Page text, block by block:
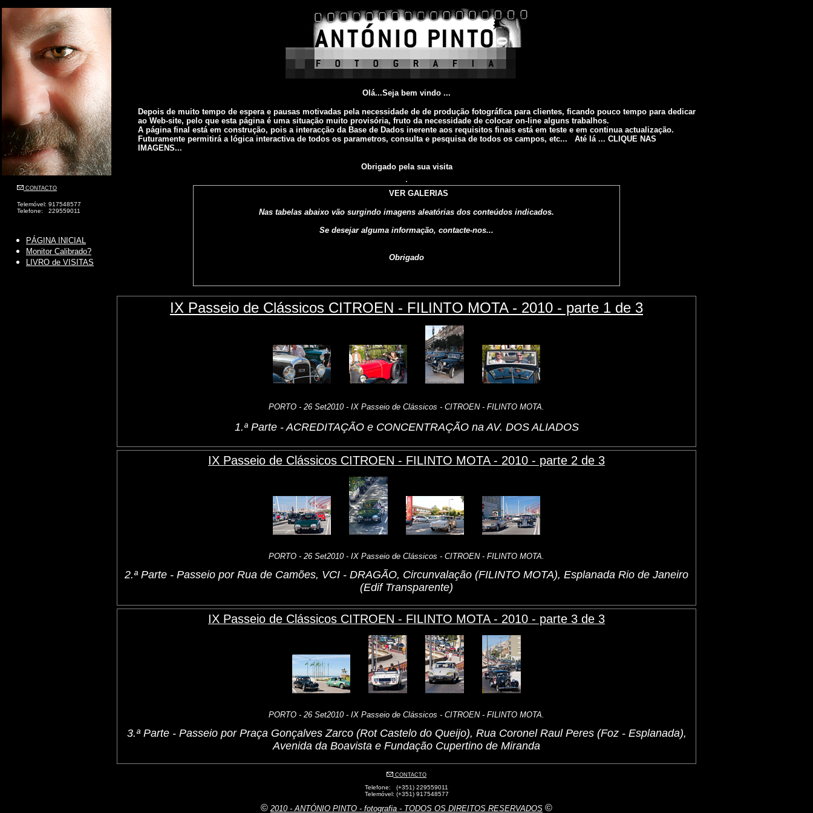
CONTACTO
Telemóvel: 917548577
Telefone: 229559011
PÁGINA INICIAL
Monitor Calibrado?
LIVRO de VISITAS
Olá...Seja bem vindo ...
Depois de muito tempo de espera e pausas motivadas pela necessidade de de produção fotográfica para clientes, ficando pouco tempo para dedicar
ao Web-site, pelo que esta página é uma situação muito provisória, fruto da necessidade de colocar on-line alguns trabalhos.
A página final está em construção, pois a interacção da Base de Dados inerente aos requisitos finais está em teste e em continua actualização.
Futuramente permitirá a lógica interactiva de todos os parametros, consulta e pesquisa de todos os campos, etc... Até lá ... CLIQUE NAS
IMAGENS...
Obrigado pela sua visita
VER GALERIAS
Nas tabelas abaixo vão surgindo imagens aleatórias dos conteúdos indicados.
Se desejar alguma informação, contacte-nos...
Obrigado
IX Passeio de Clássicos CITROEN - FILINTO MOTA - 2010 - parte 1 de 3
PORTO - 26 Set2010 - IX Passeio de Clássicos - CITROEN - FILINTO MOTA.
1.ª Parte - ACREDITAÇÃO e CONCENTRAÇÃO na AV. DOS ALIADOS
IX Passeio de Clássicos CITROEN - FILINTO MOTA - 2010 - parte 2 de 3
PORTO - 26 Set2010 - IX Passeio de Clássicos - CITROEN - FILINTO MOTA.
2.ª Parte - Passeio por Rua de Camões, VCI - DRAGÃO, Circunvalação (FILINTO MOTA), Esplanada Rio de Janeiro
(Edif Transparente)
IX Passeio de Clássicos CITROEN - FILINTO MOTA - 2010 - parte 3 de 3
PORTO - 26 Set2010 - IX Passeio de Clássicos - CITROEN - FILINTO MOTA.
3.ª Parte - Passeio por Praça Gonçalves Zarco (Rot Castelo do Queijo), Rua Coronel Raul Peres (Foz - Esplanada),
Avenida da Boavista e Fundação Cupertino de Miranda
CONTACTO
Telefone: (+351) 229559011
Telemóvel: (+351) 917548577
© 2010 - ANTÓNIO PINTO - fotografia - TODOS OS DIREITOS RESERVADOS ©